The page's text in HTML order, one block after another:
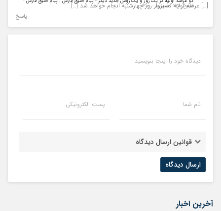
تاریخ : ۲۳ - شهریور - ۱۴۰۰
[…] عرضه اولیه فسبزوار روز چهارشنبه انجام خواهد شد […]
پاسخ
دیدگاه خود را اینجا بنویسید
نام شما پست الکترونیکی
قوانین ارسال دیدگاه
آخرین اخبار